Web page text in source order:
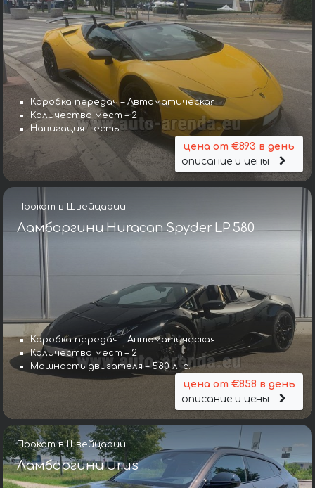
Коробка передач – Автоматическая
Количество мест – 2
Навигация – есть
цена от €893 в день
описание и цены
Прокат в Швейцарии
Ламборгини Huracan Spyder LP 580
Коробка передач – Автоматическая
Количество мест – 2
Мощность двигателя – 580 л. с.
цена от €858 в день
описание и цены
Прокат в Швейцарии
Ламборгини Urus